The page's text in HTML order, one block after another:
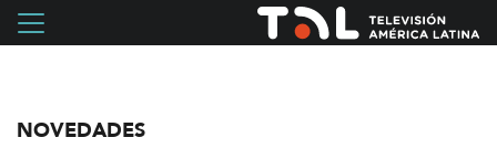
NOVEDADES